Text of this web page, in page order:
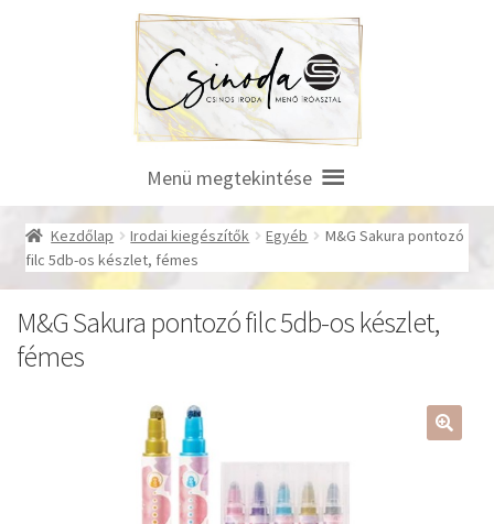
Menü megtekintése
Kezdőlap Irodai kiegészítők Egyéb
M&G Sakura pontozó
filc 5db-os készlet, fémes
M&G Sakura pontozó filc 5db-os készlet,
fémes